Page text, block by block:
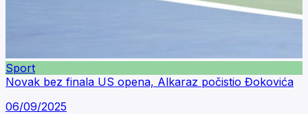
Sport
Novak bez finala US opena, Alkaraz počistio Đokovića
06/09/2025